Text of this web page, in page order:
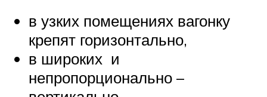
в узких помещениях вагонку
крепят горизонтально,
в широких и
непропорционально –